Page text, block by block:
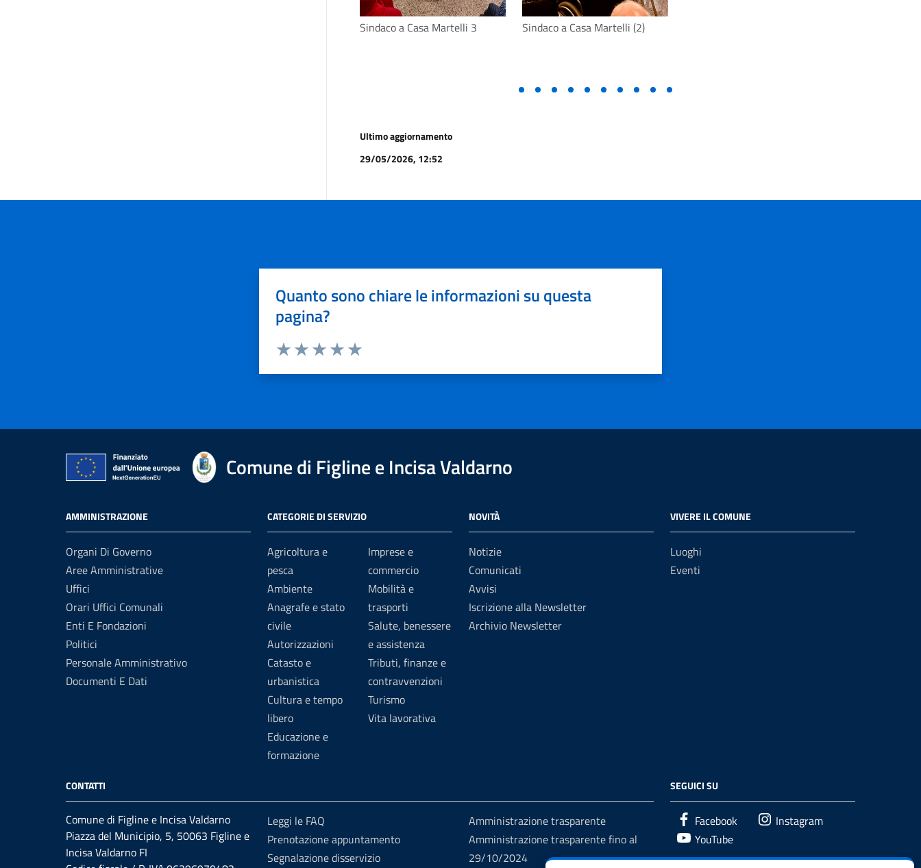
Sindaco a Casa Martelli 3 Sindaco a Casa Martelli (2)
Ultimo aggiornamento
29/05/2026, 12:52
Quanto sono chiare le informazioni su questa
pagina?
Comune di Figline e Incisa Valdarno
AMMINISTRAZIONE
Organi Di Governo
Aree Amministrative
Uffici
Orari Uffici Comunali
Enti E Fondazioni
Politici
Personale Amministrativo
Documenti E Dati
CATEGORIE DI SERVIZIO
Agricoltura e
pesca
Ambiente
Anagrafe e stato
civile
Autorizzazioni
Catasto e
urbanistica
Cultura e tempo
libero
Educazione e
formazione
Imprese e
commercio
Mobilità e
trasporti
Salute, benessere
e assistenza
Tributi, finanze e
contravvenzioni
Turismo
Vita lavorativa
NOVITÀ
Notizie
Comunicati
Avvisi
Iscrizione alla Newsletter
Archivio Newsletter
VIVERE IL COMUNE
Luoghi
Eventi
CONTATTI
Comune di Figline e Incisa Valdarno
Piazza del Municipio, 5, 50063 Figline e
Incisa Valdarno FI
Leggi le FAQ
Prenotazione appuntamento
Segnalazione disservizio
Amministrazione trasparente
Amministrazione trasparente fino al
29/10/2024
SEGUICI SU
Facebook
Instagram
YouTube